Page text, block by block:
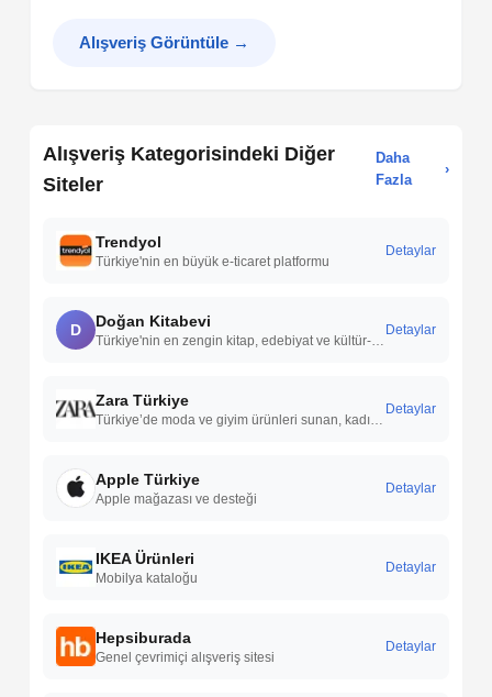
Alışveriş Görüntüle →
Alışveriş Kategorisindeki Diğer
Siteler
Daha
Fazla
›
Trendyol
Türkiye'nin en büyük e-ticaret platformu
Detaylar
D Doğan Kitabevi Detaylar
Zara Türkiye Detaylar
Apple Türkiye
Apple mağazası ve desteği
Detaylar
IKEA Ürünleri
Mobilya kataloğu
Detaylar
Hepsiburada
Genel çevrimiçi alışveriş sitesi
Detaylar